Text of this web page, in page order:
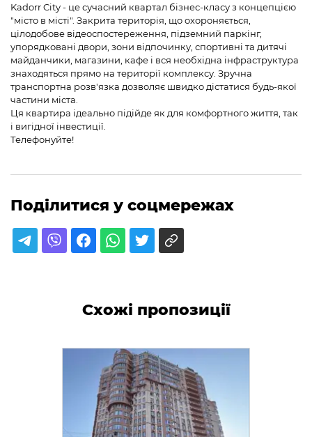
Kadorr City - це сучасний квартал бізнес-класу з концепцією
"місто в місті". Закрита територія, що охороняється,
цілодобове відеоспостереження, підземний паркінг,
упорядковані двори, зони відпочинку, спортивні та дитячі
майданчики, магазини, кафе і вся необхідна інфраструктура
знаходяться прямо на території комплексу. Зручна
транспортна розв'язка дозволяє швидко дістатися будь-якої
частини міста.
Ця квартира ідеально підійде як для комфортного життя, так
і вигідної інвестиції.
Телефонуйте!
Поділитися у соцмережах
Схожі пропозиції